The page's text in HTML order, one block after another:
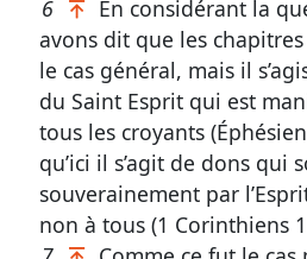
6
En considérant la
avons dit que les
le cas général, mais il
du Saint Esprit qui est
tous les croyants (
qu’ici il s’agit de dons qui
souverainement par
non à tous (1 Corinthiens